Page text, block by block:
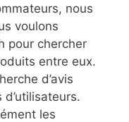
nous
voulons
pour chercher
entre eux.
d’avis
d’utilisateurs.
les